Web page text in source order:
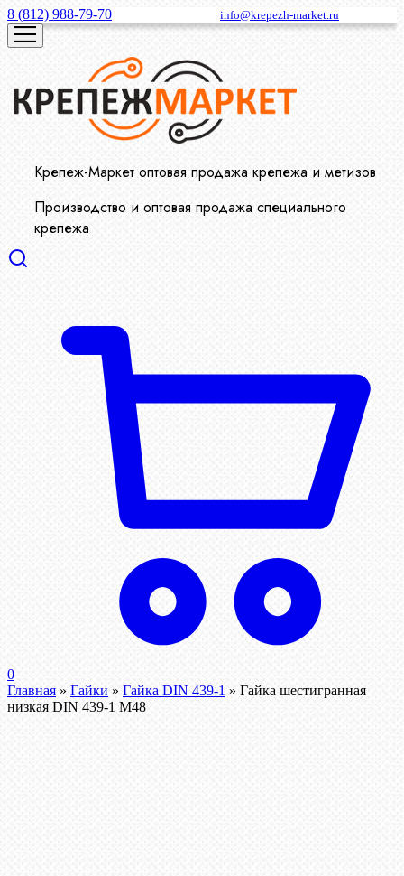
8 (812) 988-79-70 info@krepezh-market.ru
Крепеж-Маркет оптовая продажа крепежа и метизов
Производство и оптовая продажа специального
крепежа
0
Главная » Гайки » Гайка DIN 439-1 » Гайка шестигранная
низкая DIN 439-1 М48